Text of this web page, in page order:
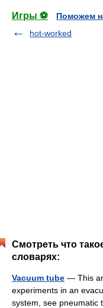
Игры ⚽
Поможем
hot-worked
Смотреть что
словарях:
Vacuum tube — This
experiments in an
system, see pneumatic